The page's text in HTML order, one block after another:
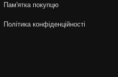
Пам'ятка покупцю
Політика конфіденційності